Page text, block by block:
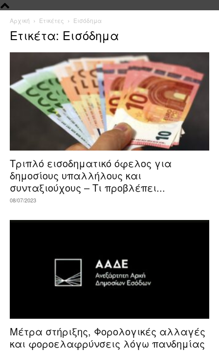
Αρχική Ετικέτες Εισόδημα
Ετικέτα: Εισόδημα
Τριπλό εισοδηματικό όφελος για
δημοσίους υπαλλήλους και
συνταξιούχους – Τι προβλέπει...
08/07/2023
Μέτρα στήριξης, Φορολογικές αλλαγές
και φοροελαφρύνσεις λόγω πανδημίας